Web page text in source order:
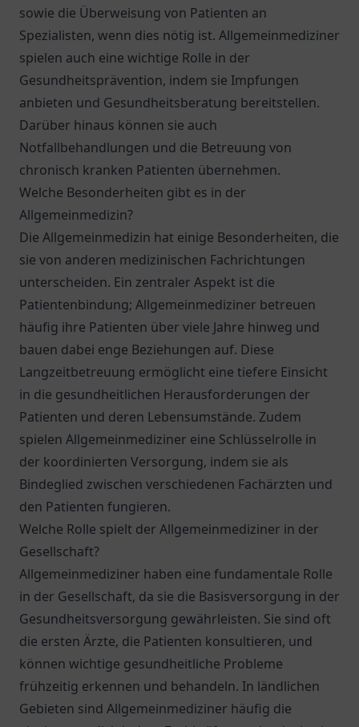
sowie die Überweisung von Patienten an
Spezialisten, wenn dies nötig ist. Allgemeinmediziner
spielen auch eine wichtige Rolle in der
Gesundheitsprävention, indem sie Impfungen
anbieten und Gesundheitsberatung bereitstellen.
Darüber hinaus können sie auch
Notfallbehandlungen und die Betreuung von
chronisch kranken Patienten übernehmen.
Welche Besonderheiten gibt es in der
Allgemeinmedizin?
Die Allgemeinmedizin hat einige Besonderheiten, die
sie von anderen medizinischen Fachrichtungen
unterscheiden. Ein zentraler Aspekt ist die
Patientenbindung; Allgemeinmediziner betreuen
häufig ihre Patienten über viele Jahre hinweg und
bauen dabei enge Beziehungen auf. Diese
Langzeitbetreuung ermöglicht eine tiefere Einsicht
in die gesundheitlichen Herausforderungen der
Patienten und deren Lebensumstände. Zudem
spielen Allgemeinmediziner eine Schlüsselrolle in
der koordinierten Versorgung, indem sie als
Bindeglied zwischen verschiedenen Fachärzten und
den Patienten fungieren.
Welche Rolle spielt der Allgemeinmediziner in der
Gesellschaft?
Allgemeinmediziner haben eine fundamentale Rolle
in der Gesellschaft, da sie die Basisversorgung in der
Gesundheitsversorgung gewährleisten. Sie sind oft
die ersten Ärzte, die Patienten konsultieren, und
können wichtige gesundheitliche Probleme
frühzeitig erkennen und behandeln. In ländlichen
Gebieten sind Allgemeinmediziner häufig die